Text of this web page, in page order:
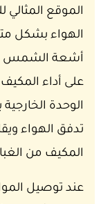
الموقع المثالي
الهواء بشكل
أشعة الشمس
على أداء
الوحدة
تدفق الهواء
المكيف من
عند توصيل